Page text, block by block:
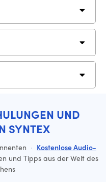
UND
SYNTEX
· Kostenlose Audio-
und Tipps aus der Welt des